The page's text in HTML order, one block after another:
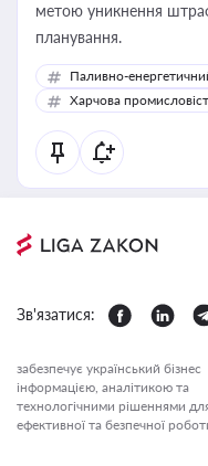
метою уникнення
планування.
Паливно-
Харчова
Зв'язатися:
забезпечує український бізнес
інформацією, аналітикою та
технологічними рішеннями
ефективної та безпечної